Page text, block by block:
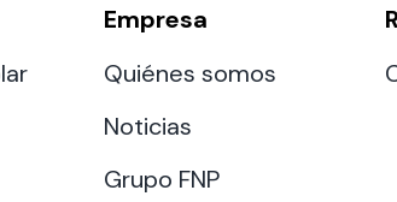
Empresa
Quiénes somos
Noticias
Grupo FNP